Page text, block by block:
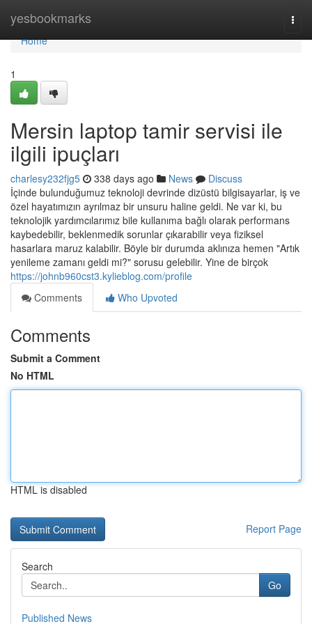
yesbookmarks
Home
Home
1
Mersin laptop tamir servisi ile
ilgili ipuçları
charlesy232fjg5 338 days ago News
Discuss
İçinde bulunduğumuz teknoloji devrinde dizüstü bilgisayarlar, iş ve
özel hayatımızın ayrılmaz bir unsuru haline geldi. Ne var ki, bu
teknolojik yardımcılarımız bile kullanıma bağlı olarak performans
kaybedebilir, beklenmedik sorunlar çıkarabilir veya fiziksel
hasarlara maruz kalabilir. Böyle bir durumda aklınıza hemen "Artık
yenileme zamanı geldi mi?" sorusu gelebilir. Yine de birçok
https://johnb960cst3.kylieblog.com/profile
Comments
Who Upvoted
Comments
Submit a Comment
No HTML
HTML is disabled
Report Page
Search
Go
Published News